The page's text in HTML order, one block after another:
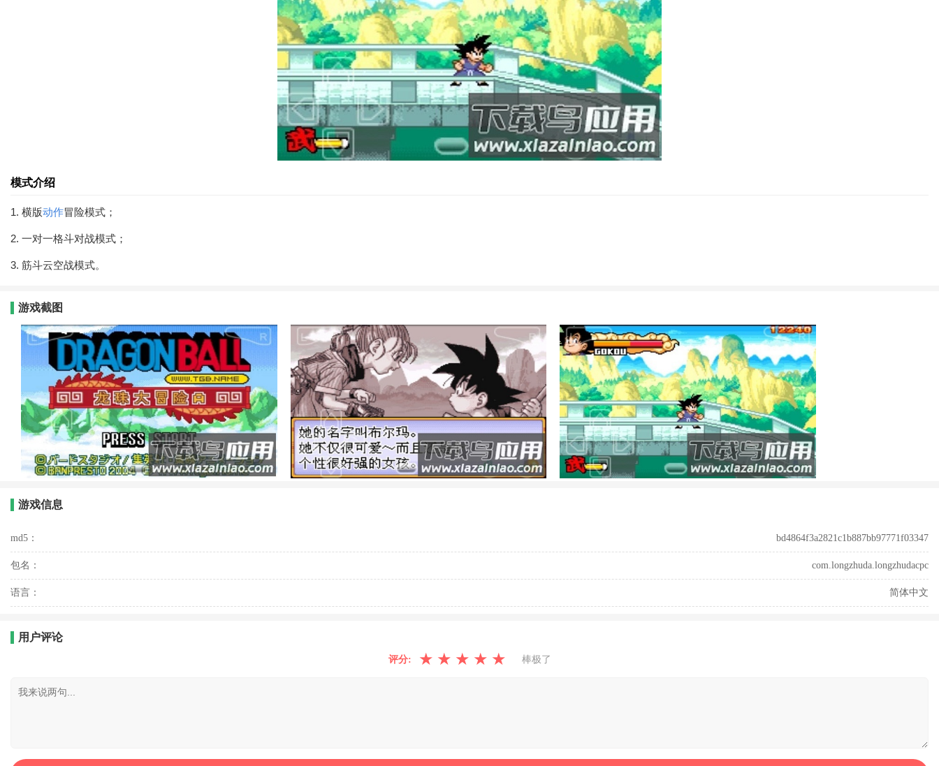
模式介绍
1. 横版动作冒险模式；
2. 一对一格斗对战模式；
3. 筋斗云空战模式。
游戏截图
游戏信息
md5： bd4864f3a2821c1b887bb97771f03347
包名： com.longzhuda.longzhudacpc
语言： 简体中文
用户评论
评分: ★ ★ ★ ★ ★ 棒极了